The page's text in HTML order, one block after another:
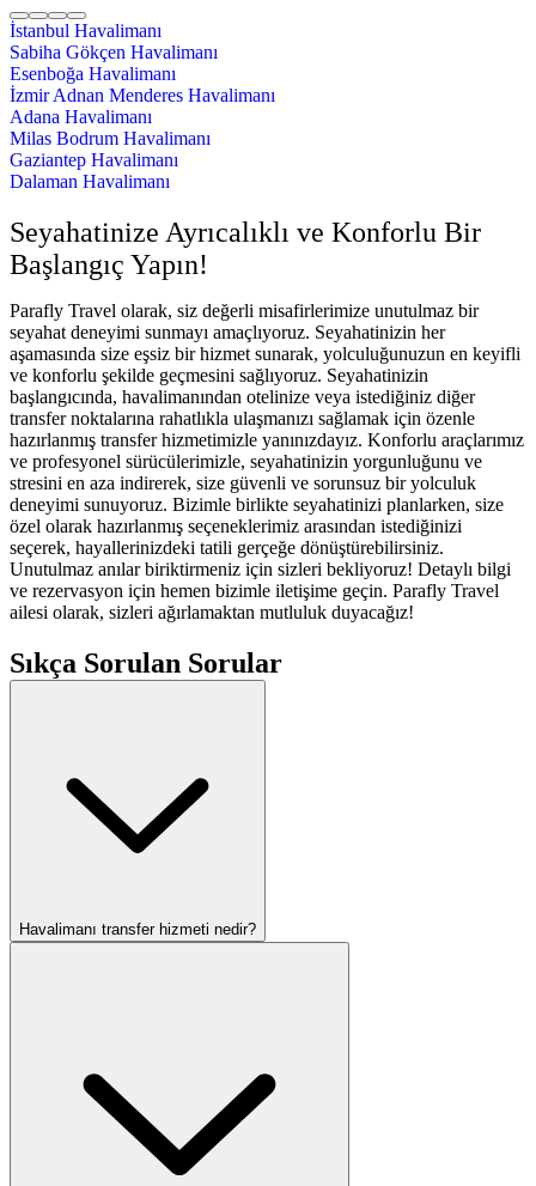
İstanbul Havalimanı
Sabiha Gökçen Havalimanı
Esenboğa Havalimanı
İzmir Adnan Menderes Havalimanı
Adana Havalimanı
Milas Bodrum Havalimanı
Gaziantep Havalimanı
Dalaman Havalimanı
Seyahatinize Ayrıcalıklı ve Konforlu Bir
Başlangıç Yapın!
Parafly Travel olarak, siz değerli misafirlerimize unutulmaz bir
seyahat deneyimi sunmayı amaçlıyoruz. Seyahatinizin her
aşamasında size eşsiz bir hizmet sunarak, yolculuğunuzun en keyifli
ve konforlu şekilde geçmesini sağlıyoruz. Seyahatinizin
başlangıcında, havalimanından otelinize veya istediğiniz diğer
transfer noktalarına rahatlıkla ulaşmanızı sağlamak için özenle
hazırlanmış transfer hizmetimizle yanınızdayız. Konforlu araçlarımız
ve profesyonel sürücülerimizle, seyahatinizin yorgunluğunu ve
stresini en aza indirerek, size güvenli ve sorunsuz bir yolculuk
deneyimi sunuyoruz. Bizimle birlikte seyahatinizi planlarken, size
özel olarak hazırlanmış seçeneklerimiz arasından istediğinizi
seçerek, hayallerinizdeki tatili gerçeğe dönüştürebilirsiniz.
Unutulmaz anılar biriktirmeniz için sizleri bekliyoruz! Detaylı bilgi
ve rezervasyon için hemen bizimle iletişime geçin. Parafly Travel
ailesi olarak, sizleri ağırlamaktan mutluluk duyacağız!
Sıkça Sorulan Sorular
Havalimanı transfer hizmeti nedir?